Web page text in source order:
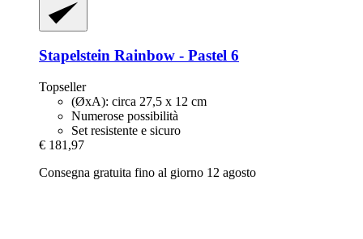
Stapelstein Rainbow -​ Pastel 6
Topseller
(ØxA): circa 27,5 x 12 cm
Numerose possibilità
Set resistente e sicuro
€ 181,97
Consegna gratuita fino al giorno 12 agosto